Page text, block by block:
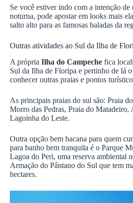
Se você estiver indo com a intenção de
noturna, pode apostar em looks mais
salto alto para as famosas baladas da
Outras atividades ao Sul da Ilha de
A própria Ilha do Campeche fica
Sul da Ilha de Floripa e pertinho de lá
conhecer outras praias e pontos
As principais praias do sul são: Praia
Morro das Pedras, Praia do Matadeiro,
Lagoinha do Leste.
Outra opção bem bacana para quem
para banho bem tranquila é o Parque
Lagoa do Peri, uma reserva ambiental
Armação do Pântano do Sul que tem
hectares.